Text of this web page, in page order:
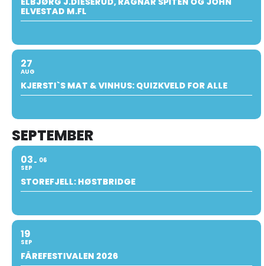
ELVESTAD M.FL
27
AUG
KJERSTI`S MAT & VINHUS: QUIZKVELD FOR ALLE
SEPTEMBER
03
SEP
06
STOREFJELL: HØSTBRIDGE
19
SEP
FÅREFESTIVALEN 2026